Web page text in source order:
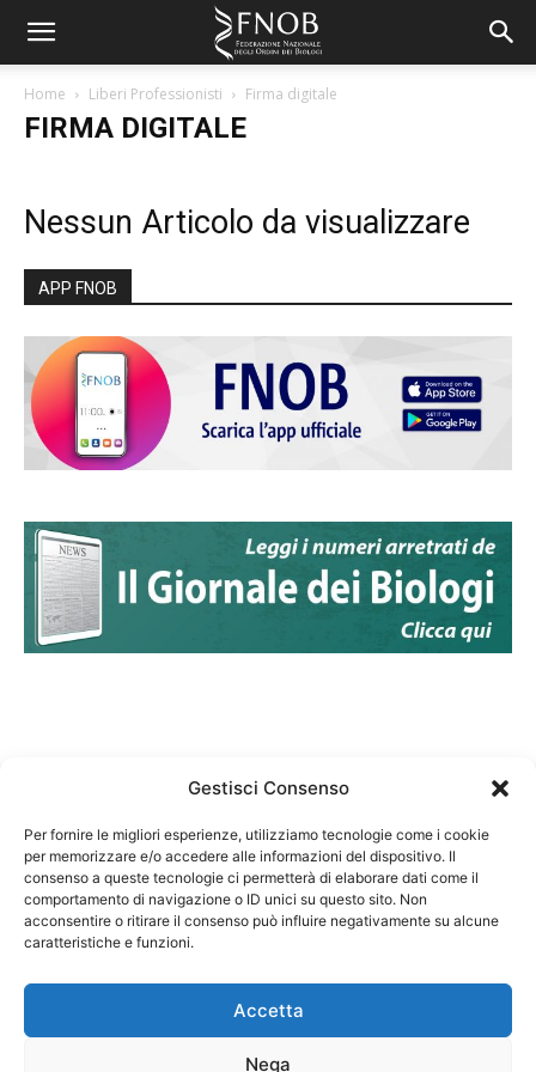
Gestisci Consenso
Per fornire le migliori esperienze, utilizziamo tecnologie come i cookie
per memorizzare e/o accedere alle informazioni del dispositivo. Il
consenso a queste tecnologie ci permetterà di elaborare dati come il
comportamento di navigazione o ID unici su questo sito. Non
acconsentire o ritirare il consenso può influire negativamente su alcune
caratteristiche e funzioni.
Accetta
Nega
Home Liberi Professionisti Firma digitale
FIRMA DIGITALE
Nessun Articolo da visualizzare
APP FNOB
Federazione Nazionale Degli Ordini dei Biologi:
codice fiscale 80069130583
Responsabile sito internet www.fnob.it: Vincenzo